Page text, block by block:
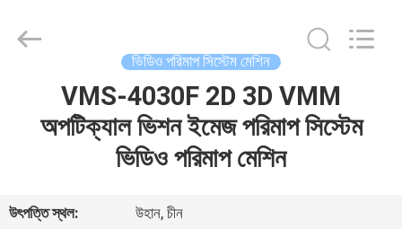
ভিডিও
ভিডিও পরিমাপ সিস্টেম মেশিন
VMS-4030F 2D 3D VMM
অপটিক্যাল ভিশন ইমেজ পরিমাপ সিস্টেম
ভিডিও পরিমাপ মেশিন
উৎপত্তি স্থল:
উহান, চীন